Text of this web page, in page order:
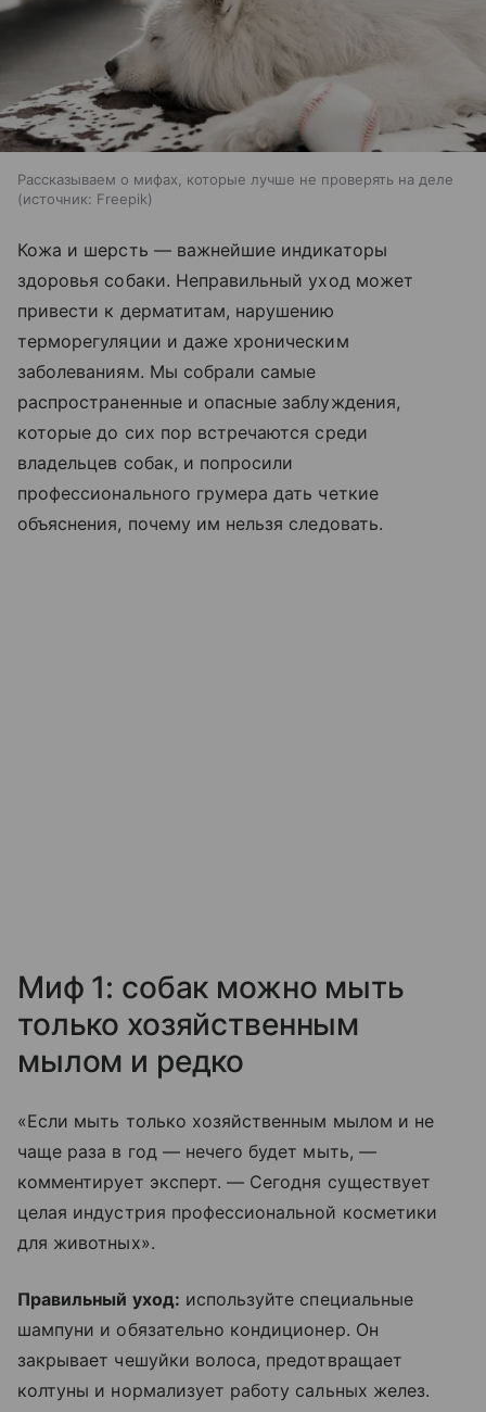
Рассказываем о мифах, которые лучше не проверять на деле
источник: Freepik
Кожа и шерсть — важнейшие индикаторы
здоровья собаки. Неправильный уход может
привести к дерматитам, нарушению
терморегуляции и даже хроническим
заболеваниям. Мы собрали самые
распространенные и опасные заблуждения,
которые до сих пор встречаются среди
владельцев собак, и попросили
профессионального грумера дать четкие
объяснения, почему им нельзя следовать.
Миф 1: собак можно мыть
только хозяйственным
мылом и редко
«Если мыть только хозяйственным мылом и не
чаще раза в год — нечего будет мыть, —
комментирует эксперт. — Сегодня существует
целая индустрия профессиональной косметики
для животных».
Правильный уход: используйте специальные
шампуни и обязательно кондиционер. Он
закрывает чешуйки волоса, предотвращает
колтуны и нормализует работу сальных желез.